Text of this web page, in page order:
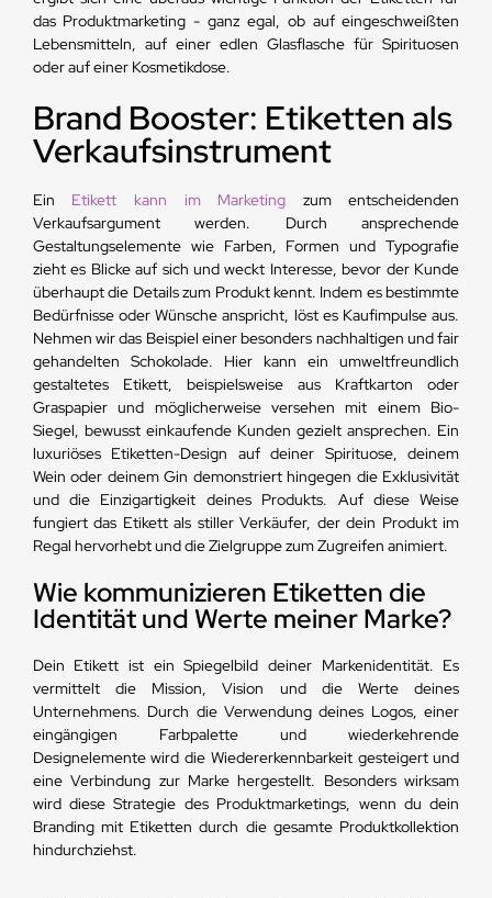
das Produktmarketing - ganz egal, ob auf eingeschweißten
Lebensmitteln, auf einer edlen Glasflasche für Spirituosen
oder auf einer Kosmetikdose.
Brand Booster: Etiketten als
Verkaufsinstrument
Ein Etikett kann im Marketing zum entscheidenden
Verkaufsargument werden. Durch ansprechende
Gestaltungselemente wie Farben, Formen und Typografie
zieht es Blicke auf sich und weckt Interesse, bevor der Kunde
überhaupt die Details zum Produkt kennt. Indem es bestimmte
Bedürfnisse oder Wünsche anspricht, löst es Kaufimpulse aus.
Nehmen wir das Beispiel einer besonders nachhaltigen und fair
gehandelten Schokolade. Hier kann ein umweltfreundlich
gestaltetes Etikett, beispielsweise aus Kraftkarton oder
Graspapier und möglicherweise versehen mit einem Bio-
Siegel, bewusst einkaufende Kunden gezielt ansprechen. Ein
luxuriöses Etiketten-Design auf deiner Spirituose, deinem
Wein oder deinem Gin demonstriert hingegen die Exklusivität
und die Einzigartigkeit deines Produkts. Auf diese Weise
fungiert das Etikett als stiller Verkäufer, der dein Produkt im
Regal hervorhebt und die Zielgruppe zum Zugreifen animiert.
Wie kommunizieren Etiketten die
Identität und Werte meiner Marke?
Dein Etikett ist ein Spiegelbild deiner Markenidentität. Es
vermittelt die Mission, Vision und die Werte deines
Unternehmens. Durch die Verwendung deines Logos, einer
eingängigen Farbpalette und wiederkehrende
Designelemente wird die Wiedererkennbarkeit gesteigert und
eine Verbindung zur Marke hergestellt. Besonders wirksam
wird diese Strategie des Produktmarketings, wenn du dein
Branding mit Etiketten durch die gesamte Produktkollektion
hindurchziehst.